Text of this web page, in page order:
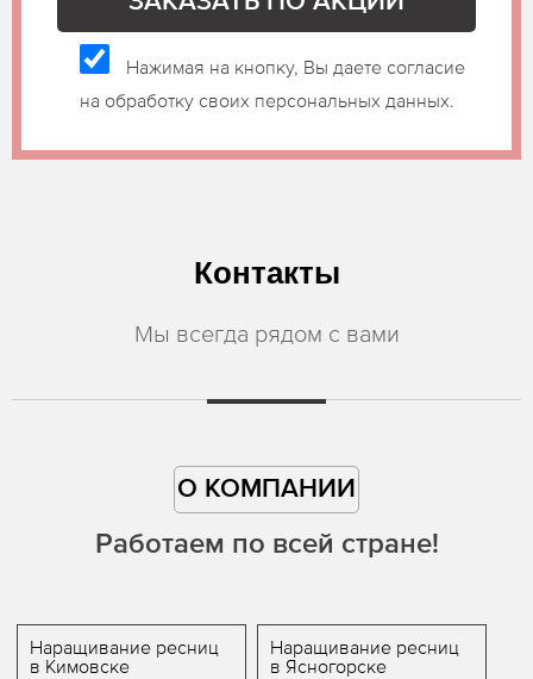
Нажимая на кнопку, Вы даете согласие
на обработку своих персональных данных.
Контакты
Мы всегда рядом с вами
О КОМПАНИИ
Работаем по всей стране!
Наращивание ресниц
в Кимовске
Наращивание ресниц
в Ясногорске